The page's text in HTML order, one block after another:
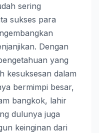
sering
sukses para
Dengan
yang
kesuksesan dalam
bermimpi besar,
bangkok, lahir
dulunya juga
keinginan dari